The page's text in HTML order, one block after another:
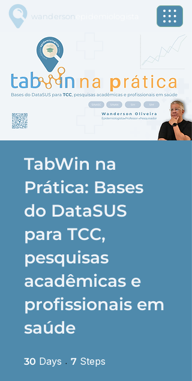
wanderson
TabWin na
Prática: Bases
do DataSUS
para TCC,
pesquisas
acadêmicas e
profissionais em
saúde
30 Days 30 Days
7 Steps